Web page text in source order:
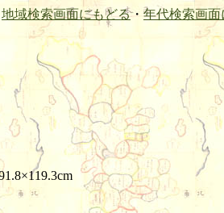
地域検索画面にもどる・ 年代検索画面